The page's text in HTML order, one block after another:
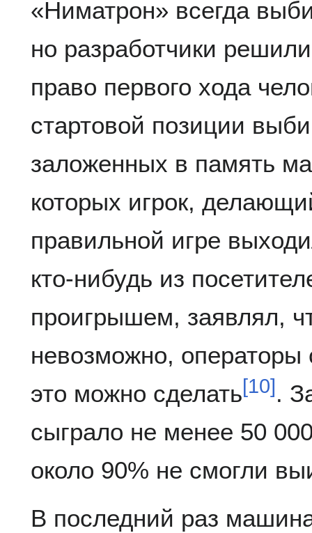
«Ниматрон» всегда
но разработчики
право первого хода
стартовой позиции
заложенных в память
которых игрок,
правильной игре
кто-нибудь из
проигрышем, заявлял,
невозможно, операторы
это можно сделать[10] .
сыграло не менее 50
около 90% не смогли
В последний раз